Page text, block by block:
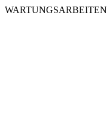
WARTUNGSARBEITEN